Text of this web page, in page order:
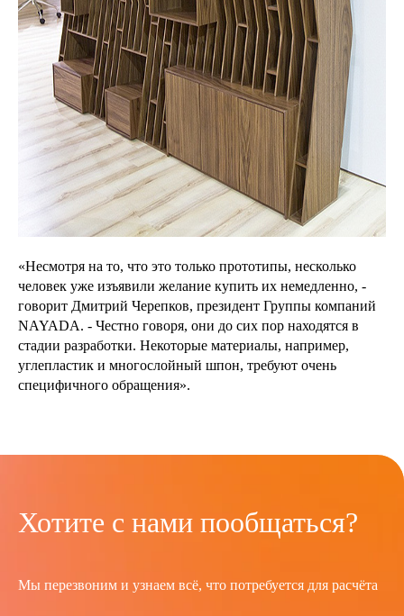
«Несмотря на то, что это только прототипы, несколько
человек уже изъявили желание купить их немедленно, -
говорит Дмитрий Черепков, президент Группы компаний
NAYADA. - Честно говоря, они до сих пор находятся в
стадии разработки. Некоторые материалы, например,
углепластик и многослойный шпон, требуют очень
специфичного обращения».
Хотите с нами пообщаться?
Мы перезвоним и узнаем всё, что потребуется для расчёта